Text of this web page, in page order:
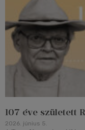
107 éve született
2026. június 5.